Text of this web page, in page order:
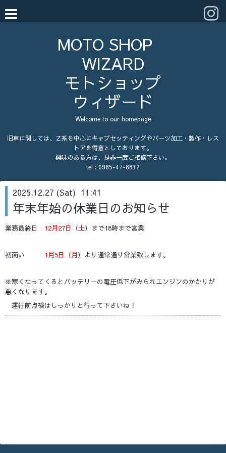
MOTO SHOP
WIZARD
モトショップ
ウィザード
Welcome to our homepage
旧車に関しては、Ｚ系を中心にキャブセッティングやパーツ加工・製作・レス
トアを得意としております。
興味のある方は、是非一度ご相談下さい。
tel : 0985-47-8832
2025.12.27 (Sat) 11:41
年末年始の休業日のお知らせ
業務最終日 12月27日（土） まで18時まで営業
初商い 1月5日（月） より通常通り営業致します。
※寒くなってくるとバッテリーの電圧低下がみられエンジンのかかりが
悪くなります。
運行前点検はしっかりと行って下さいね！